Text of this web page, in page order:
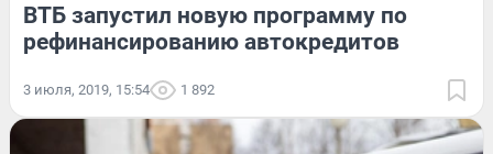
ВТБ запустил новую программу по
рефинансированию автокредитов
3 июля, 2019, 15:54 1 892